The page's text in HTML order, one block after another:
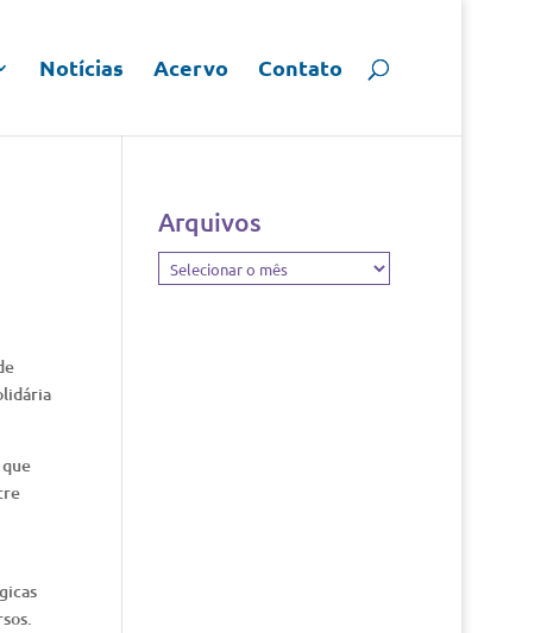
Notícias Acervo Contato
Arquivos
Arquivos